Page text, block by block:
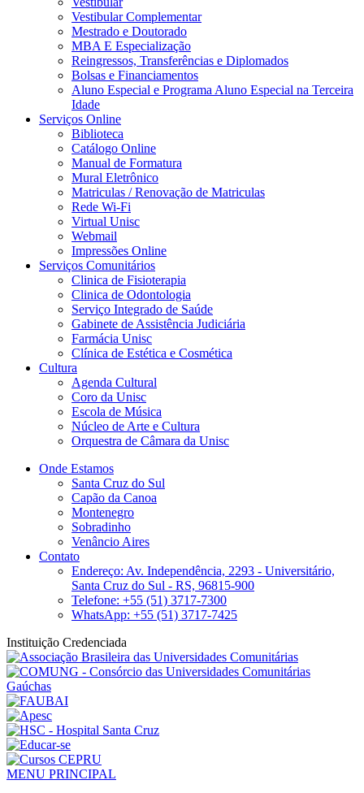
Vestibular Complementar
Mestrado e Doutorado
MBA E Especialização
Reingressos, Transferências e Diplomados
Bolsas e Financiamentos
Aluno Especial e Programa Aluno Especial na Terceira
Idade
Serviços Online
Biblioteca
Catálogo Online
Manual de Formatura
Mural Eletrônico
Matriculas / Renovação de Matriculas
Rede Wi-Fi
Virtual Unisc
Webmail
Impressões Online
Serviços Comunitários
Clinica de Fisioterapia
Clinica de Odontologia
Serviço Integrado de Saúde
Gabinete de Assistência Judiciária
Farmácia Unisc
Clínica de Estética e Cosmética
Cultura
Agenda Cultural
Coro da Unisc
Escola de Música
Núcleo de Arte e Cultura
Orquestra de Câmara da Unisc
Onde Estamos
Santa Cruz do Sul
Capão da Canoa
Montenegro
Sobradinho
Venâncio Aires
Contato
Endereço: Av. Independência, 2293 - Universitário,
Santa Cruz do Sul - RS, 96815-900
Telefone: +55 (51) 3717-7300
WhatsApp: +55 (51) 3717-7425
Instituição Credenciada
MENU PRINCIPAL